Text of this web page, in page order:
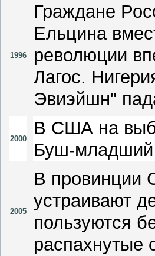
1996
Граждане
Ельцина
революции
Лагос.
Эвиэйшн"
2000
В США на
Буш-младший
2005
В провинции
устраивают
пользуются
распахнутые